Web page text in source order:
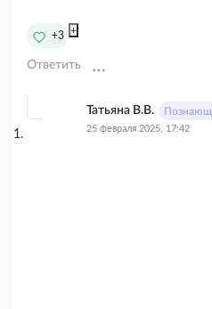
+3 +
Ответить
Татьяна В.В.
25 февраля 2025, 17:42